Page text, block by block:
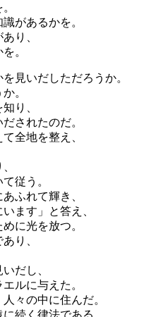
があるかを。
り、
。
見いだしただろうか。
。
り、
されたのだ。
全地を整え、
従う。
ふれて輝き、
ます」と答え、
に光を放つ。
り、
だし、
ルに与えた。
々の中に住んだ。
続く律法である。